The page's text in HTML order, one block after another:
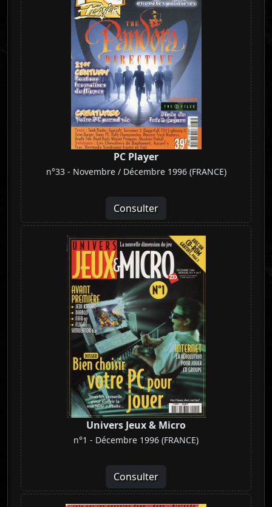
PC Player
n°33 - Novembre / Décembre 1996 (FRANCE)
Consulter
Univers Jeux & Micro
n°1 - Décembre 1996 (FRANCE)
Consulter